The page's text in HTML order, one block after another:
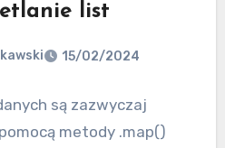
list
15/02/2024
są zazwyczaj
metody .map()